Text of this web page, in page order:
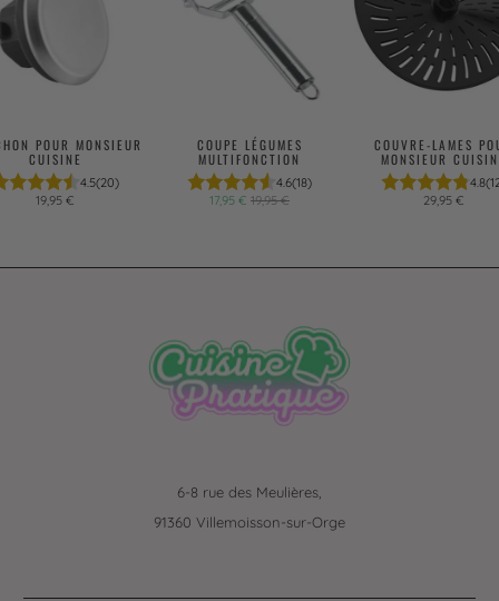
POUR MONSIEUR
CUISINE
4.5(20)
19,95 €
COUPE LÉGUMES
MULTIFONCTION
4.6(18)
17,95 €19,95 €
COUVRE-LAMES
MONSIEUR
4.8
29,95 €
6-8 rue des Meulières,
91360 Villemoisson-sur-Orge